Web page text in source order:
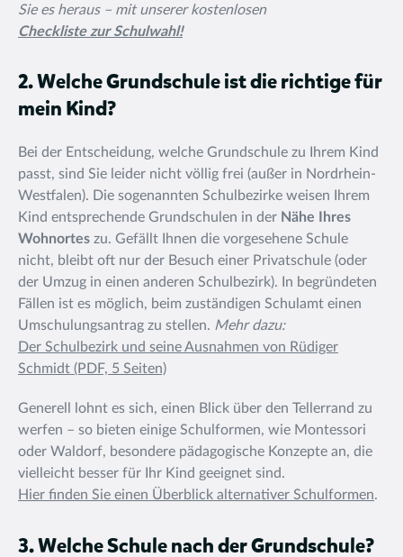
Sie es heraus – mit unserer kostenlosen
Checkliste zur Schulwahl!
2. Welche Grundschule ist die richtige für
mein Kind?
Bei der Entscheidung, welche Grundschule zu Ihrem Kind
passt, sind Sie leider nicht völlig frei (außer in Nordrhein-
Westfalen). Die sogenannten Schulbezirke weisen Ihrem
Kind entsprechende Grundschulen in der Nähe Ihres
Wohnortes zu. Gefällt Ihnen die vorgesehene Schule
nicht, bleibt oft nur der Besuch einer Privatschule (oder
der Umzug in einen anderen Schulbezirk). In begründeten
Fällen ist es möglich, beim zuständigen Schulamt einen
Umschulungsantrag zu stellen. Mehr dazu:
Der Schulbezirk und seine Ausnahmen von Rüdiger
Schmidt (PDF, 5 Seiten)
Generell lohnt es sich, einen Blick über den Tellerrand zu
werfen – so bieten einige Schulformen, wie Montessori
oder Waldorf, besondere pädagogische Konzepte an, die
vielleicht besser für Ihr Kind geeignet sind.
Hier finden Sie einen Überblick alternativer Schulformen.
3. Welche Schule nach der Grundschule?